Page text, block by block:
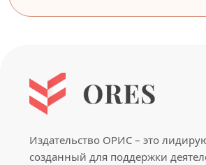
Издательство ОРИС – это
созданный для поддержки